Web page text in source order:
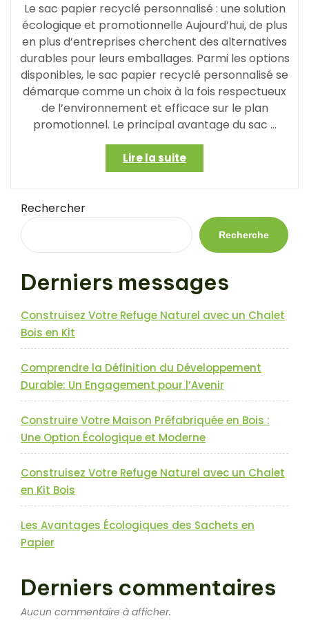
Le sac papier recyclé personnalisé : une solution
écologique et promotionnelle Aujourd’hui, de plus
en plus d’entreprises cherchent des alternatives
durables pour leurs emballages. Parmi les options
disponibles, le sac papier recyclé personnalisé se
démarque comme un choix à la fois respectueux
de l’environnement et efficace sur le plan
promotionnel. Le principal avantage du sac …
Lire la suite« Le
sac
papier
personnalisé
une
écologique
et
promotionnelle
pour
Rechercher
Recherche
Derniers messages
Construisez Votre Refuge Naturel avec un Chalet
Bois en Kit
Comprendre la Définition du Développement
Durable: Un Engagement pour l’Avenir
Construire Votre Maison Préfabriquée en Bois :
Une Option Écologique et Moderne
Construisez Votre Refuge Naturel avec un Chalet
en Kit Bois
Les Avantages Écologiques des Sachets en
Papier
Derniers commentaires
Aucun commentaire à afficher.